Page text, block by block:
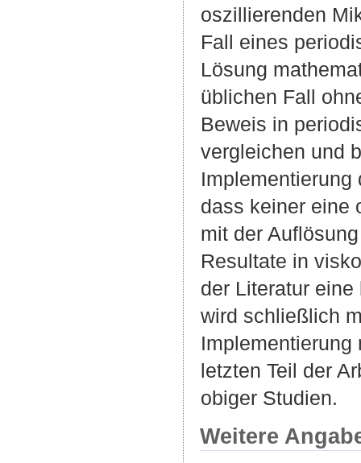
oszillierenden
Fall eines
Lösung
üblichen Fall
Beweis in
vergleichen und
dass keiner eine
mit der
Resultate in
der Literatur
wird schließlich
Implementierung
letzten Teil der
obiger Studien.
Weitere